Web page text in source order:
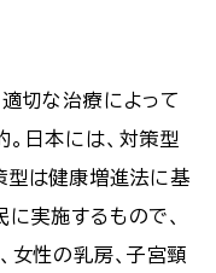
切な治療によって
日本には、対策型
型は健康増進法に基
実施するもので、
女性の乳房、子宮頸